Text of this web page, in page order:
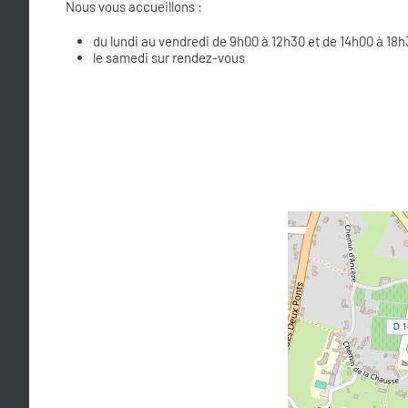
Nous vous accueillons :
du lundi au vendredi de 9h00 à 12h30 et de 14h00 à
le samedi sur rendez-vous